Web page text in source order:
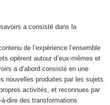
a consisté dans la
de l’expérience l’ensemble
opèrent autour d’eux-mêmes et
a d’abord consisté en une
nouvelles produites par les sujets
activités, et reconnues par
dire des transformations